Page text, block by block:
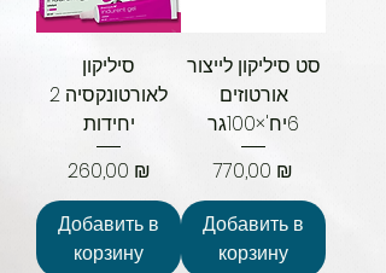
סיליקון
לאורטונקסיה 2
יחידות
Цена
260,00 ₪
Добавить в
корзину
סט סיליקון לייצור
אורטוזים
6יח'×100גר
Цена
770,00 ₪
Добавить в
корзину